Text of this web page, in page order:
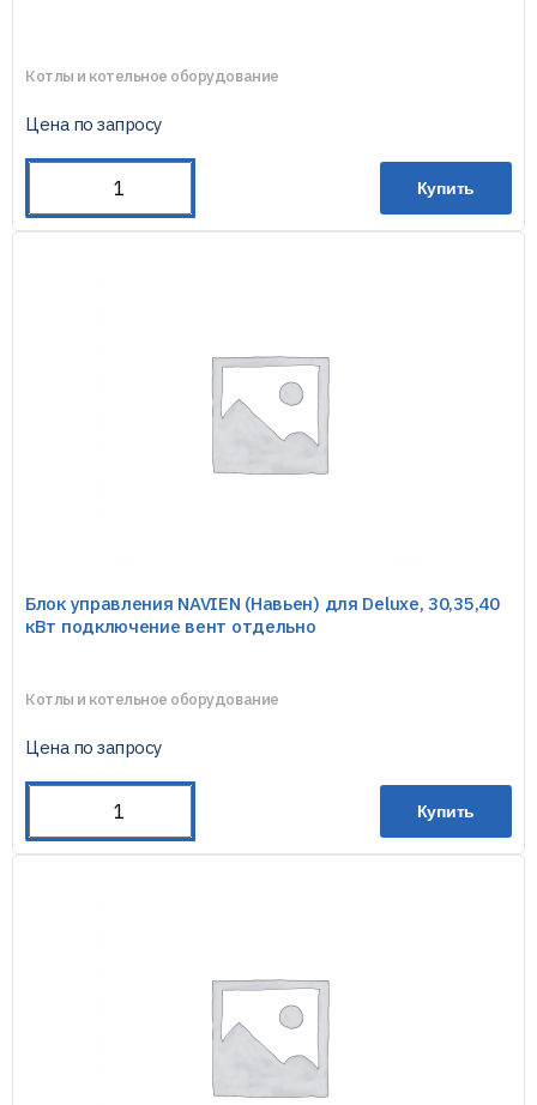
Котлы и котельное оборудование
Цена по запросу
Купить
Блок управления NAVIEN (Навьен) для Deluxe, 30,35,40
кВт подключение вент отдельно
Котлы и котельное оборудование
Цена по запросу
Купить